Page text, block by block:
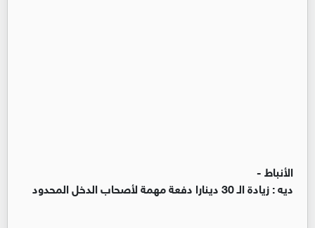
الأنباط -
ديه : زيادة الـ 30 دينارا دفعة مهمة لأصحاب الدخل المحدود